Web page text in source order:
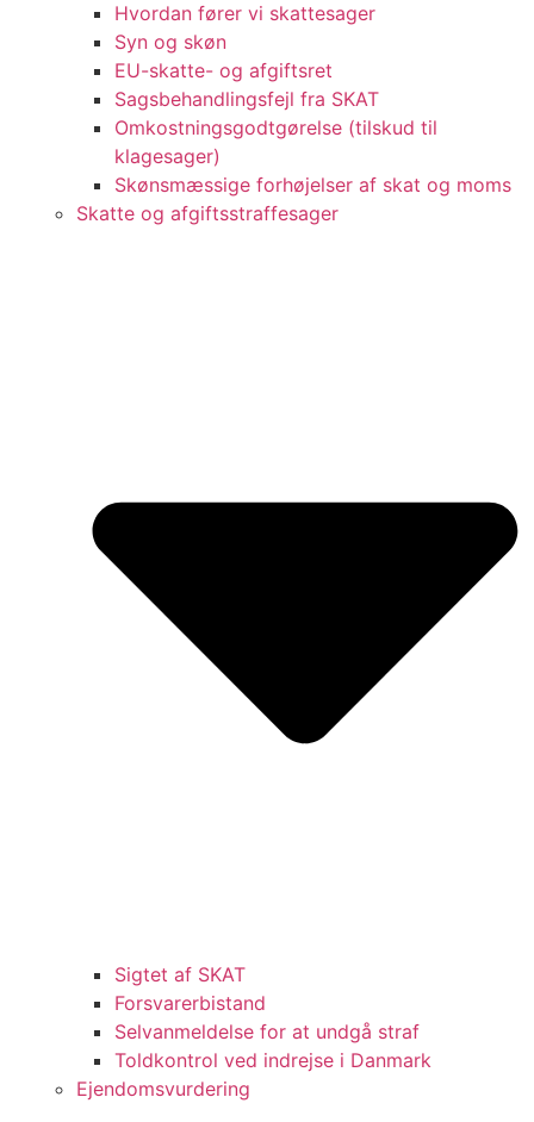
Hvordan fører vi skattesager
Syn og skøn
EU-skatte- og afgiftsret
Sagsbehandlingsfejl fra SKAT
Omkostningsgodtgørelse (tilskud til
klagesager)
Skønsmæssige forhøjelser af skat og moms
Skatte og afgiftsstraffesager
Sigtet af SKAT
Forsvarerbistand
Selvanmeldelse for at undgå straf
Toldkontrol ved indrejse i Danmark
Ejendomsvurdering